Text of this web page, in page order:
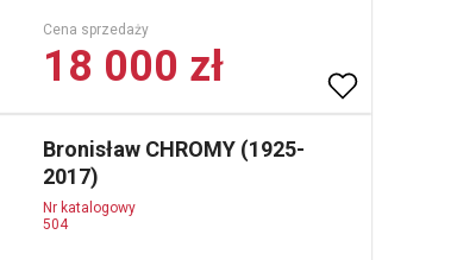
Cena sprzedaży
18 000 zł
Bronisław CHROMY (1925-
2017)
Nr katalogowy
504